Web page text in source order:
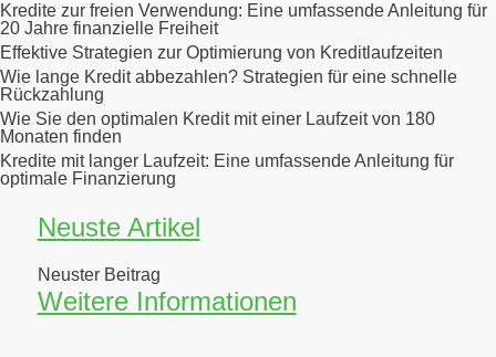
Kredite zur freien Verwendung: Eine umfassende Anleitung für
20 Jahre finanzielle Freiheit
Effektive Strategien zur Optimierung von Kreditlaufzeiten
Wie lange Kredit abbezahlen? Strategien für eine schnelle
Rückzahlung
Wie Sie den optimalen Kredit mit einer Laufzeit von 180
Monaten finden
Kredite mit langer Laufzeit: Eine umfassende Anleitung für
optimale Finanzierung
Neuste Artikel
Neuster Beitrag
Weitere Informationen